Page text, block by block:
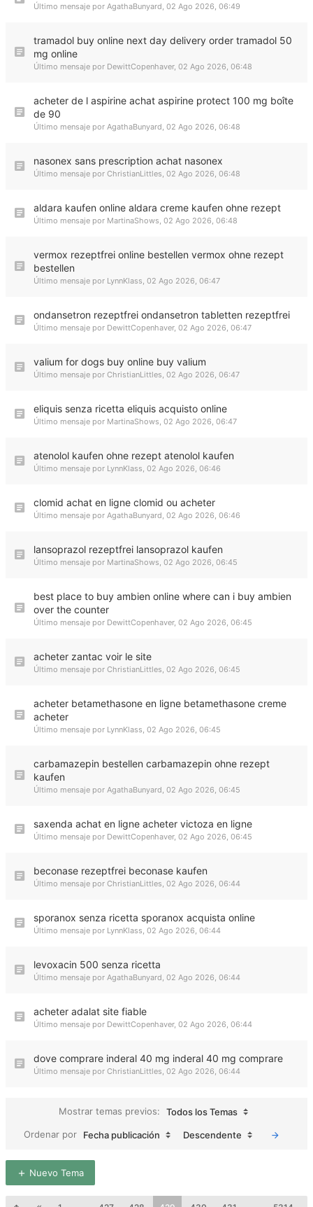
Último mensaje por AgathaBunyard, 02 Ago 2026, 06:49
tramadol buy online next day delivery order tramadol 50
mg online
Último mensaje por DewittCopenhaver, 02 Ago 2026, 06:48
acheter de l aspirine achat aspirine protect 100 mg boîte
de 90
Último mensaje por AgathaBunyard, 02 Ago 2026, 06:48
nasonex sans prescription achat nasonex
Último mensaje por ChristianLittles, 02 Ago 2026, 06:48
aldara kaufen online aldara creme kaufen ohne rezept
Último mensaje por MartinaShows, 02 Ago 2026, 06:48
vermox rezeptfrei online bestellen vermox ohne rezept
bestellen
Último mensaje por LynnKlass, 02 Ago 2026, 06:47
ondansetron rezeptfrei ondansetron tabletten rezeptfrei
Último mensaje por DewittCopenhaver, 02 Ago 2026, 06:47
valium for dogs buy online buy valium
Último mensaje por ChristianLittles, 02 Ago 2026, 06:47
eliquis senza ricetta eliquis acquisto online
Último mensaje por MartinaShows, 02 Ago 2026, 06:47
atenolol kaufen ohne rezept atenolol kaufen
Último mensaje por LynnKlass, 02 Ago 2026, 06:46
clomid achat en ligne clomid ou acheter
Último mensaje por AgathaBunyard, 02 Ago 2026, 06:46
lansoprazol rezeptfrei lansoprazol kaufen
Último mensaje por MartinaShows, 02 Ago 2026, 06:45
best place to buy ambien online where can i buy ambien
over the counter
Último mensaje por DewittCopenhaver, 02 Ago 2026, 06:45
acheter zantac voir le site
Último mensaje por ChristianLittles, 02 Ago 2026, 06:45
acheter betamethasone en ligne betamethasone creme
acheter
Último mensaje por LynnKlass, 02 Ago 2026, 06:45
carbamazepin bestellen carbamazepin ohne rezept
kaufen
Último mensaje por AgathaBunyard, 02 Ago 2026, 06:45
saxenda achat en ligne acheter victoza en ligne
Último mensaje por DewittCopenhaver, 02 Ago 2026, 06:45
beconase rezeptfrei beconase kaufen
Último mensaje por ChristianLittles, 02 Ago 2026, 06:44
sporanox senza ricetta sporanox acquista online
Último mensaje por LynnKlass, 02 Ago 2026, 06:44
levoxacin 500 senza ricetta
Último mensaje por AgathaBunyard, 02 Ago 2026, 06:44
acheter adalat site fiable
Último mensaje por DewittCopenhaver, 02 Ago 2026, 06:44
dove comprare inderal 40 mg inderal 40 mg comprare
Último mensaje por ChristianLittles, 02 Ago 2026, 06:44
Mostrar temas previos:
Todos los Temas
Ordenar por
Fecha publicación Descendente
Nuevo Tema